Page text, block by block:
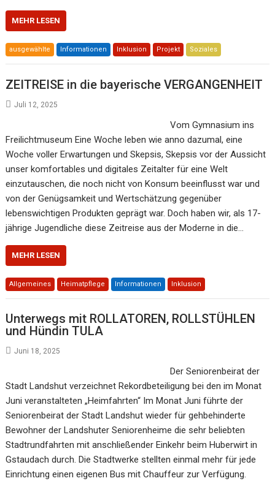
MEHR LESEN
ausgewählte Informationen Inklusion Projekt Soziales
ZEITREISE in die bayerische VERGANGENHEIT
Juli 12, 2025
Vom Gymnasium ins
Freilichtmuseum Eine Woche leben wie anno dazumal, eine
Woche voller Erwartungen und Skepsis, Skepsis vor der Aussicht
unser komfortables und digitales Zeitalter für eine Welt
einzutauschen, die noch nicht von Konsum beeinflusst war und
von der Genügsamkeit und Wertschätzung gegenüber
lebenswichtigen Produkten geprägt war. Doch haben wir, als 17-
jährige Jugendliche diese Zeitreise aus der Moderne in die…
MEHR LESEN
Allgemeines Heimatpflege Informationen Inklusion
Unterwegs mit ROLLATOREN, ROLLSTÜHLEN
und Hündin TULA
Juni 18, 2025
Der Seniorenbeirat der
Stadt Landshut verzeichnet Rekordbeteiligung bei den im Monat
Juni veranstalteten „Heimfahrten“ Im Monat Juni führte der
Seniorenbeirat der Stadt Landshut wieder für gehbehinderte
Bewohner der Landshuter Seniorenheime die sehr beliebten
Stadtrundfahrten mit anschließender Einkehr beim Huberwirt in
Gstaudach durch. Die Stadtwerke stellten einmal mehr für jede
Einrichtung einen eigenen Bus mit Chauffeur zur Verfügung.